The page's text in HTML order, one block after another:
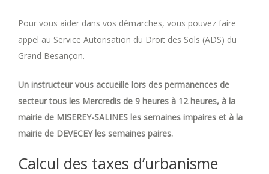
Pour vous aider dans vos démarches, vous pouvez faire
appel au Service Autorisation du Droit des Sols (ADS) du
Grand Besançon.
Un instructeur vous accueille lors des permanences de
secteur tous les Mercredis de 9 heures à 12 heures, à la
mairie de MISEREY-SALINES les semaines impaires et à la
mairie de DEVECEY les semaines paires.
Calcul des taxes d’urbanisme